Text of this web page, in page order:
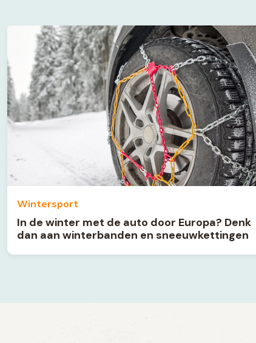
Wintersport
In de winter met de auto door Europa? Denk
dan aan winterbanden en sneeuwkettingen